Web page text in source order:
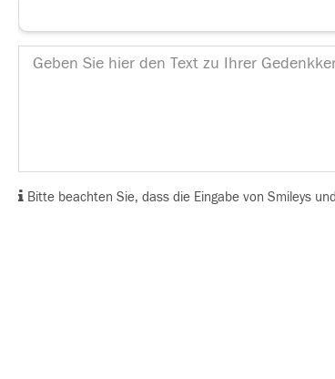
Bitte beachten Sie, dass die Eingabe von Smileys